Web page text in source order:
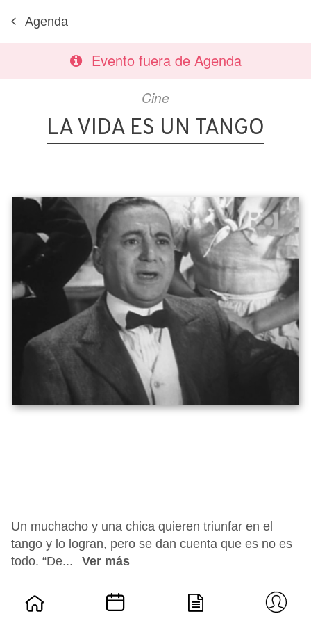
Agenda
Evento fuera de Agenda
Cine
LA VIDA ES UN TANGO
Un muchacho y una chica quieren triunfar en el
tango y lo logran, pero se dan cuenta que es no es
todo. “De...
Ver más